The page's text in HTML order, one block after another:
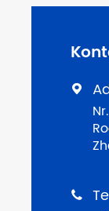

